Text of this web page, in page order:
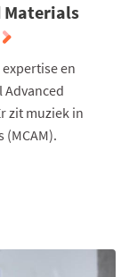
Materials
en
zit muziek in